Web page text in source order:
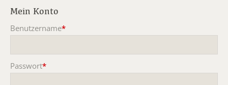
Mein Konto
Benutzername*
Passwort*